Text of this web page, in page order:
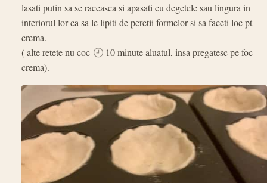
lasati putin sa se raceasca si apasati cu degetele sau lingura in
interiorul lor ca sa le lipiti de peretii formelor si sa faceti loc pt
crema.
( alte retete nu coc
10 minute aluatul, insa pregatesc pe foc
crema).